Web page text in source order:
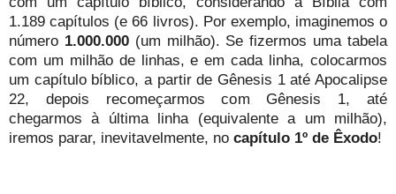
1.189 capítulos (e 66 livros). Por exemplo, imaginemos o
número 1.000.000(um milhão). Se fizermos uma tabela
com um milhão de linhas, e em cada linha, colocarmos
um capítulo bíblico, a partir de Gênesis 1 até Apocalipse
22, depois recomeçarmos com Gênesis 1, até
chegarmos à última linha (equivalente a um milhão),
iremos parar, inevitavelmente, no capítulo 1º de Êxodo!